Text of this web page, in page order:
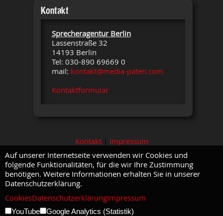
Kontakt
Sprecheragentur Berlin
Lassenstraße 32
14193 Berlin
Tel: 030-890 69669 0
mail: kontakt@media-paten.com
Kontaktformular
Kontakt| Impressum
Auf unserer Internetseite verwenden wir Cookies und
folgende Funktionalitäten, für die wir Ihre Zustimmung
benötigen. Weitere Informationen erhalten Sie in unserer
Datenschutzerklärung.
CookiesDatenschutzerklärungImpressum
YouTube Google Analytics (Statistik)